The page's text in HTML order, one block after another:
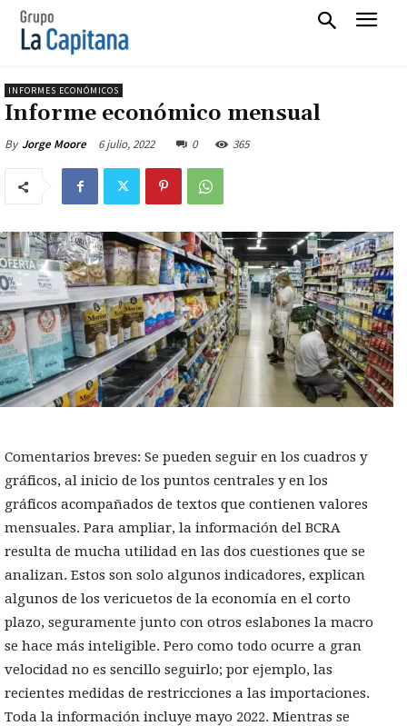
INFORMES ECONÓMICOS
Informe económico mensual
By Jorge Moore 6 julio, 2022 0 365
Comentarios breves: Se pueden seguir en los cuadros y
gráficos, al inicio de los puntos centrales y en los
gráficos acompañados de textos que contienen valores
mensuales. Para ampliar, la información del BCRA
resulta de mucha utilidad en las dos cuestiones que se
analizan. Estos son solo algunos indicadores, explican
algunos de los vericuetos de la economía en el corto
plazo, seguramente junto con otros eslabones la macro
se hace más inteligible. Pero como todo ocurre a gran
velocidad no es sencillo seguirlo; por ejemplo, las
recientes medidas de restricciones a las importaciones.
Toda la información incluye mayo 2022. Mientras se